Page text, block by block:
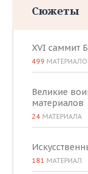
Сюжеты
XVI саммит
499
Великие
материалов
24 МАТЕРИАЛА
181 МАТЕРИАЛ